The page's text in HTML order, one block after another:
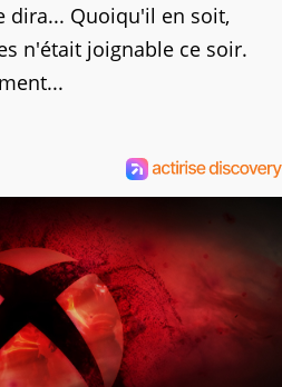
dira... Quoiqu'il en soit,
n'était joignable ce soir.